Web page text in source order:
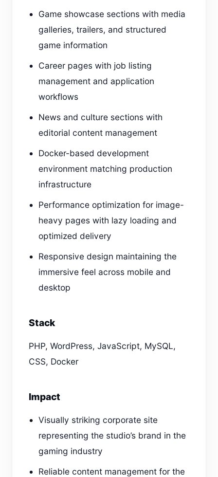
Game showcase sections with media
galleries, trailers, and structured
game information
Career pages with job listing
management and application
workflows
News and culture sections with
editorial content management
Docker-based development
environment matching production
infrastructure
Performance optimization for image-
heavy pages with lazy loading and
optimized delivery
Responsive design maintaining the
immersive feel across mobile and
desktop
Stack
PHP, WordPress, JavaScript, MySQL,
CSS, Docker
Impact
Visually striking corporate site
representing the studio’s brand in the
gaming industry
Reliable content management for the